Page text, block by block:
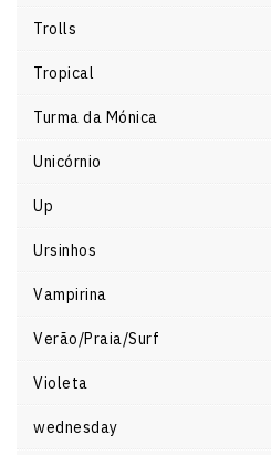
Trolls
Tropical
Turma da Mónica
Unicórnio
Up
Ursinhos
Vampirina
Verão/Praia/Surf
Violeta
wednesday